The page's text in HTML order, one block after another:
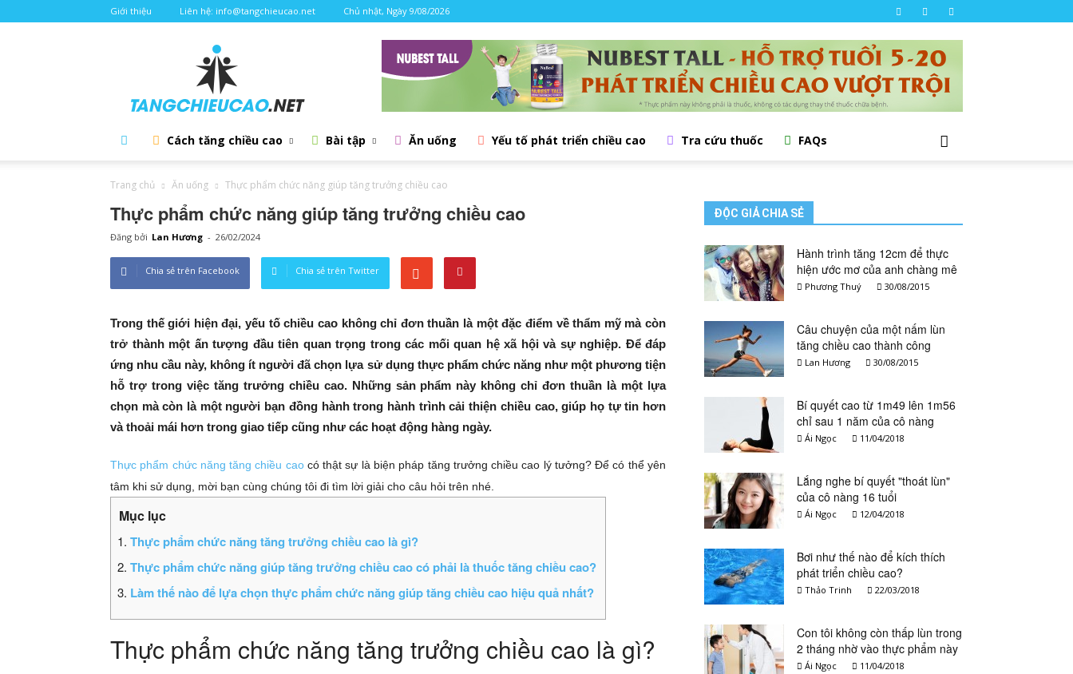
Giới thiệu Liên hệ: info@tangchieucao.net Chủ nhật, Ngày 9/08/2026
Cách tăng chiều cao Bài tập Ăn uống Yếu tố phát triển chiều cao Tra cứu thuốc FAQs
Trang chủ Ăn uống Thực phẩm chức năng giúp tăng trưởng chiều cao
Thực phẩm chức năng giúp tăng trưởng chiều cao
Đăng bởi Lan Hương - 26/02/2024
Chia sẻ trên Facebook Chia sẻ trên Twitter
Trong thế giới hiện đại, yếu tố chiều cao không chỉ đơn thuần là một đặc điểm về thẩm mỹ mà còn
trở thành một ấn tượng đầu tiên quan trọng trong các mối quan hệ xã hội và sự nghiệp. Để đáp
ứng nhu cầu này, không ít người đã chọn lựa sử dụng thực phẩm chức năng như một phương tiện
hỗ trợ trong việc tăng trưởng chiều cao. Những sản phẩm này không chỉ đơn thuần là một lựa
chọn mà còn là một người bạn đồng hành trong hành trình cải thiện chiều cao, giúp họ tự tin hơn
và thoải mái hơn trong giao tiếp cũng như các hoạt động hàng ngày.
Thực phẩm chức năng tăng chiều caocó thật sự là biện pháp tăng trưởng chiều cao lý tưởng? Để có thể yên
tâm khi sử dụng, mời bạn cùng chúng tôi đi tìm lời giải cho câu hỏi trên nhé.
Thực phẩm chức năng tăng trưởng chiều cao là gì?
Thực phẩm chức năng giúp tăng trưởng chiều cao có phải là thuốc tăng chiều cao?
Làm thế nào để lựa chọn thực phẩm chức năng giúp tăng chiều cao hiệu quả nhất?
Thực phẩm chức năng tăng trưởng chiều cao là gì?
ĐỘC GIẢ CHIA SẺ
Hành trình tăng 12cm để thực
hiện ước mơ của anh chàng mê
du lịch
Phương Thuý 30/08/2015
Câu chuyện của một nấm lùn
tăng chiều cao thành công
Lan Hương 30/08/2015
Bí quyết cao từ 1m49 lên 1m56
chỉ sau 1 năm của cô nàng
“nấm lùn”
Ái Ngọc 11/04/2018
Lắng nghe bí quyết "thoát lùn"
của cô nàng 16 tuổi
Ái Ngọc 12/04/2018
Bơi như thế nào để kích thích
phát triển chiều cao?
Thảo Trinh 22/03/2018
Con tôi không còn thấp lùn trong
2 tháng nhờ vào thực phẩm này
Ái Ngọc 11/04/2018